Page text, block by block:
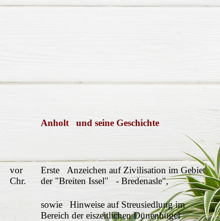
Anholt und seine Geschichte
vor
Chr.
Erste Anzeichen auf Zivilisation im Gebiet
der "Breiten Issel" - Bredenasle",
sowie Hinweise auf Streusiedlung im
Bereich der eiszeitlichen Dünenhügel